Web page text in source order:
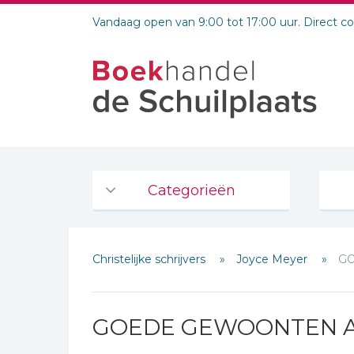
Vandaag open van 9:00 tot 17:00 uur. Direct
Categorieën
De Bijbel
Bijbelse Dagboeken 2026
Bijbelstudie groepen
Christelijke schrijvers Joyce Meyer
GOEDE GEWOONTEN